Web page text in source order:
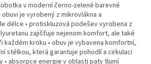
v moderní černo-zelené barevné
je vyrobený z mikrovlákna a
délce • protiskluzová podešev vyrobena z
zajišťuje nejenom komfort, ale také
každém kroku • obuv je vybavena komfortní,
stélkou, která garantuje pohodlí a cirkulaci
• absorpce energie v oblasti paty tlumí